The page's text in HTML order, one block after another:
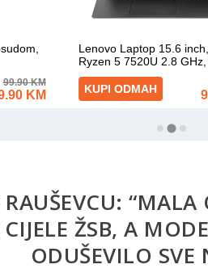
RAUŠEVCU:
ŽSB, A
ODUŠEVILO SVE